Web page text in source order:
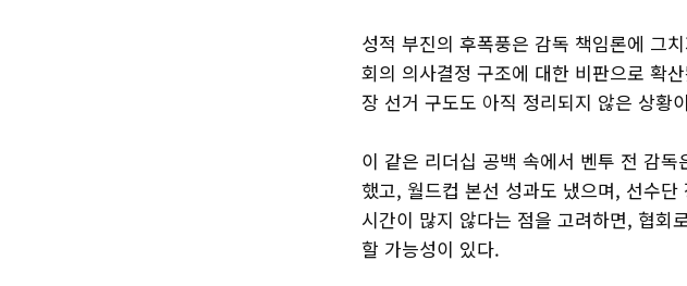
성적 부진의 후폭풍은 감독 책임론에 그
회의 의사결정 구조에 대한 비판으로 확
장 선거 구도도 아직 정리되지 않은 상황
이 같은 리더십 공백 속에서 벤투 전 감독
했고, 월드컵 본선 성과도 냈으며, 선수
시간이 많지 않다는 점을 고려하면, 협회
할 가능성이 있다.